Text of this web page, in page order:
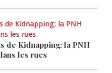
de Kidnapping: la PNH
les rues